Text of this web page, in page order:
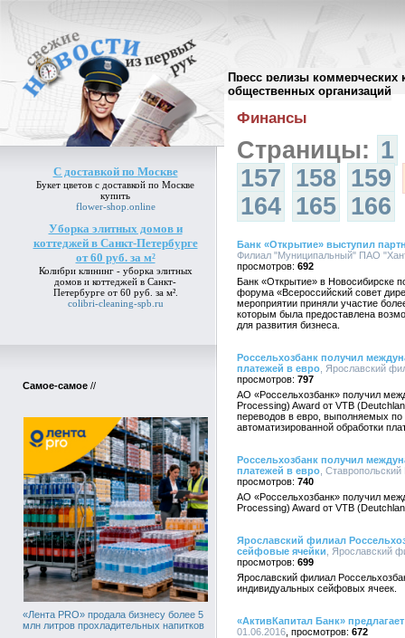
Пресс релизы коммерческих
общественных организаций
С доставкой по Москве
Букет цветов с доставкой по Москве
купить
flower-shop.online
Уборка элитных домов и
коттеджей в Санкт-Петербурге
от 60 руб. за м²
Колибри клининг - уборка элитных
домов и коттеджей в Санкт-
Петербурге от 60 руб. за м².
colibri-cleaning-spb.ru
Самое-самое //
«Лента PRO» продала бизнесу более 5
млн литров прохладительных напитков
Архив пресс-релизов//
Финансы
Страницы: 1
157 158 159
164 165 166
Банк «Открытие» выступил
Филиал "Муниципальный" ПАО
692
Банк «Открытие» в Новосибирске
форума «Всероссийский совет
мероприятии приняли участие
которым была предоставлена
для развития бизнеса.
Россельхозбанк получил
платежей в евро , Ярославский
797
АО «Россельхозбанк» получил
Processing) Award от VTB
переводов в евро, выполняемых
автоматизированной обработки
Россельхозбанк получил
платежей в евро ,
740
АО «Россельхозбанк» получил
Processing) Award от VTB
Ярославский филиал
сейфовые ячейки , Ярославский
699
Ярославский филиал
индивидуальных сейфовых ячеек.
«АктивКапитал Банк»
01.06.2016
672